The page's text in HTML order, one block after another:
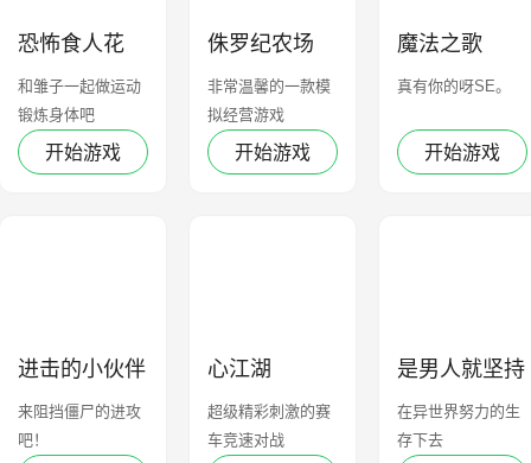
恐怖食人花
和雏子一起做运动
锻炼身体吧
开始游戏
侏罗纪农场
非常温馨的一款模
拟经营游戏
开始游戏
魔法之歌
真有你的呀SE。
开始游戏
进击的小伙伴
公会崛起
来阻挡僵尸的进攻
吧！
心江湖
超级精彩刺激的赛
车竞速对战
是男人就坚持
100秒
在异世界努力的生
存下去